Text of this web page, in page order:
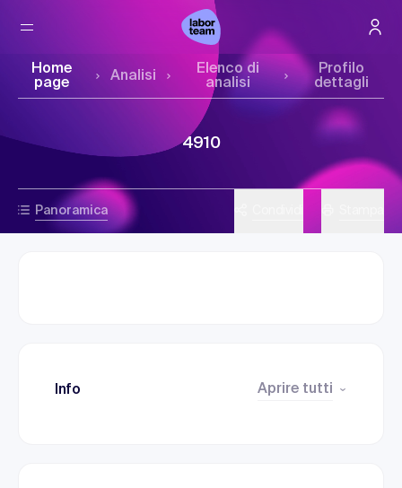
Home
page
Analisi
Elenco di
analisi
Profilo
dettagli
Panoramica
4910
Info Aprire tutti